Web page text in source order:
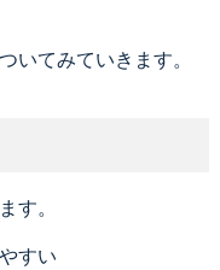
いてみていきます。
す。
すい